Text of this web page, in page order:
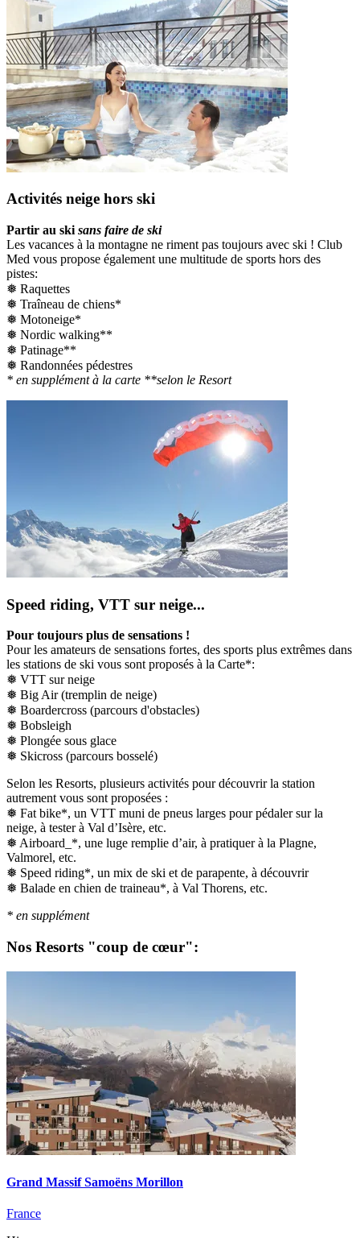
Activités neige hors ski
Partir au ski sans faire de ski
Les vacances à la montagne ne riment pas toujours avec ski ! Club
Med vous propose également une multitude de sports hors des
pistes:
❅ Raquettes
❅ Traîneau de chiens*
❅ Motoneige*
❅ Nordic walking**
❅ Patinage**
❅ Randonnées pédestres
* en supplément à la carte **selon le Resort
Speed riding, VTT sur neige...
Pour toujours plus de sensations !
Pour les amateurs de sensations fortes, des sports plus extrêmes dans
les stations de ski vous sont proposés à la Carte*:
❅ VTT sur neige
❅ Big Air (tremplin de neige)
❅ Boardercross (parcours d'obstacles)
❅ Bobsleigh
❅ Plongée sous glace
❅ Skicross (parcours bosselé)
Selon les Resorts, plusieurs activités pour découvrir la station
autrement vous sont proposées :
❅ Fat bike*, un VTT muni de pneus larges pour pédaler sur la
neige, à tester à Val d’Isère, etc.
❅ Airboard_*, une luge remplie d’air, à pratiquer à la Plagne,
Valmorel, etc.
❅ Speed riding*, un mix de ski et de parapente, à découvrir
❅ Balade en chien de traineau*, à Val Thorens, etc.
* en supplément
Nos Resorts "coup de cœur":
Grand Massif Samoëns Morillon
France